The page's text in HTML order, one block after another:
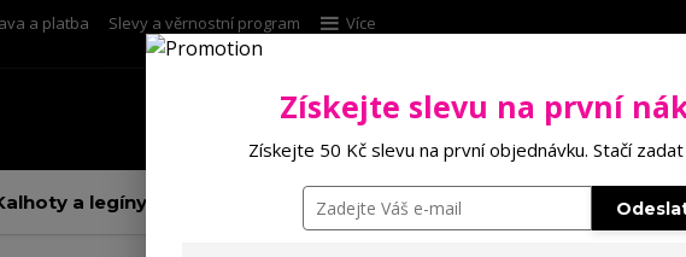
a platba Slevy a věrnostní program
Více
a legíny Punčochové zboží
Získejte slevu na první
Získejte 50 Kč slevu na první objednávku. Stačí zadat